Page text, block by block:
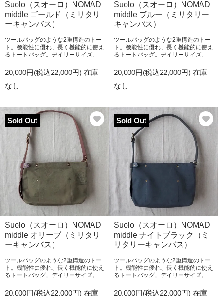
Suolo（スオーロ）NOMAD
middle ゴールド（ミリタリ
ーキャンバス）
ツールバッグのような2重構造のトー
ト。機能性に優れ、長く機能的に使え
るトートバッグ。デイリーサイズ。
20,000円(税込22,000円) 在庫
なし
Suolo（スオーロ）NOMAD
middle ブルー（ミリタリー
キャンバス）
ツールバッグのような2重構造のトー
ト。機能性に優れ、長く機能的に使え
るトートバッグ。デイリーサイズ。
20,000円(税込22,000円) 在庫
なし
Sold Out
Suolo（スオーロ）NOMAD
middle オリーブ（ミリタリ
ーキャンバス）
ツールバッグのような2重構造のトー
ト。機能性に優れ、長く機能的に使え
るトートバッグ。デイリーサイズ。
20,000円(税込22,000円) 在庫
Sold Out
Suolo（スオーロ）NOMAD
middle ナイトブラック（ミ
リタリーキャンバス）
ツールバッグのような2重構造のトー
ト。機能性に優れ、長く機能的に使え
るトートバッグ。デイリーサイズ。
20,000円(税込22,000円) 在庫